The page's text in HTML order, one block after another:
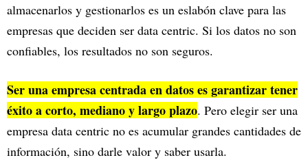
almacenarlos y gestionarlos es un eslabón clave para las
empresas que deciden ser data centric. Si los datos no son
confiables, los resultados no son seguros.
Ser una empresa centrada en datos es garantizar tener
éxito a corto, mediano y largo plazo. Pero elegir ser una
empresa data centric no es acumular grandes cantidades de
información, sino darle valor y saber usarla.